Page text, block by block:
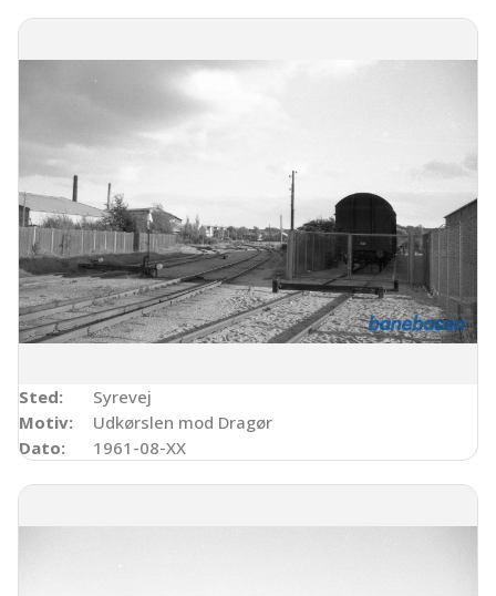
Sted:
Syrevej
Motiv:
Udkørslen mod Dragør
Dato:
1961-08-XX